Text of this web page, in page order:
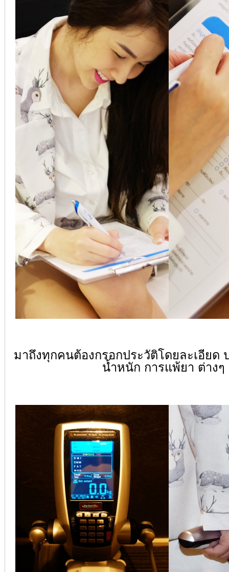
มาถึงทุกคนต้องกรอกประวัติโดยละเอียด
น้ำหนัก การแพ้ยา ต่างๆ